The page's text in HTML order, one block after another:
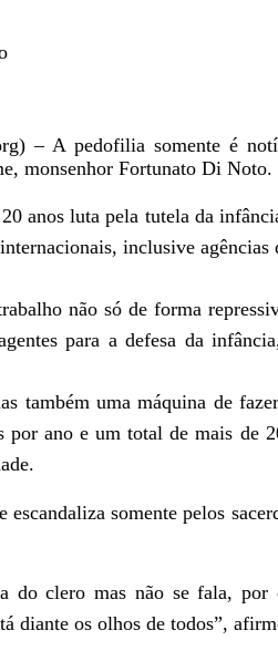
– A pedofilia somente é
monsenhor Fortunato Di Noto.
anos luta pela tutela da
inclusive agências
não só de forma
para a defesa da
também uma máquina de
ano e um total de mais de
somente pelos
do clero mas não se fala, por
diante os olhos de todos”,